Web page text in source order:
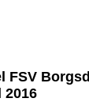
FSV
2016